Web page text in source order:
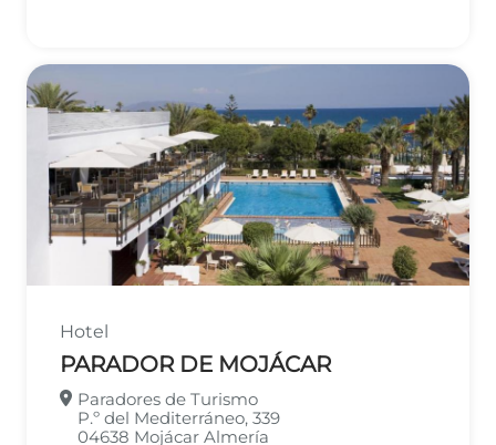
Hotel
PARADOR DE MOJÁCAR
Paradores de Turismo
P.º del Mediterráneo, 339
04638 Mojácar Almería